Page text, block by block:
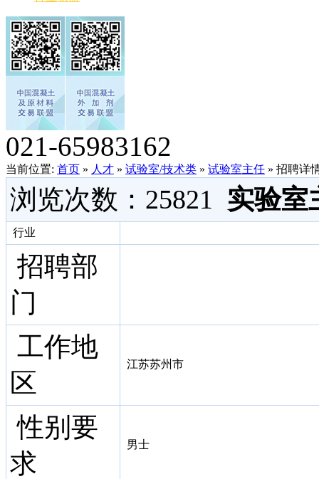
021-65983162
当前位置: 首页 » 人才 » 试验室/技术类 » 试验室主任 » 招聘详
浏览次数： 25821 实验室
行业
招聘部
门
工作地
区
江苏苏州市
性别要
求
男士